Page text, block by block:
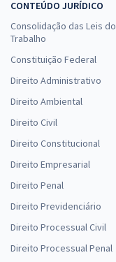
CONTEÚDO JURÍDICO
Consolidação das Leis do
Trabalho
Constituição Federal
Direito Administrativo
Direito Ambiental
Direito Civil
Direito Constitucional
Direito Empresarial
Direito Penal
Direito Previdenciário
Direito Processual Civil
Direito Processual Penal